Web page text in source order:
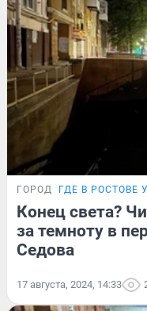
ГОРОД ГДЕ В РОСТОВЕ
Конец света?
за темноту в
Седова
17 августа, 2024, 14:33